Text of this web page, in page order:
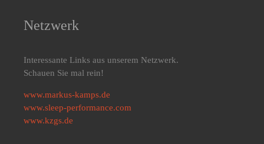
Netzwerk
Interessante Links aus unserem Netzwerk.
Schauen Sie mal rein!
www.markus-kamps.de
www.sleep-performance.com
www.kzgs.de